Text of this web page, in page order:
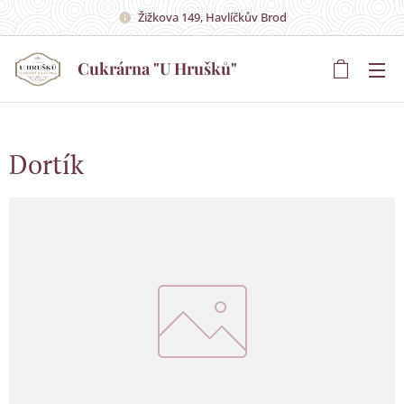
Žižkova 149, Havlíčkův Brod
Cukrárna "U Hrušků"
Dortík